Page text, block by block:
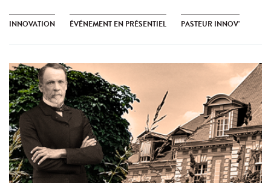
INNOVATION ÉVÉNEMENT EN PRÉSENTIEL PASTEUR INNOV’